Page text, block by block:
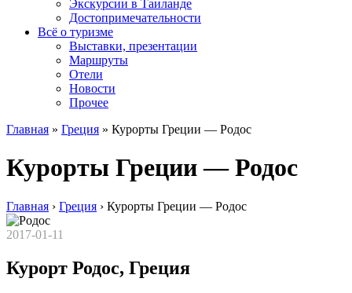
Экскурсии в Таиланде
Достопримечательности
Всё о туризме
Выставки, презентации
Маршруты
Отели
Новости
Прочее
Главная » Греция » Курорты Греции — Родос
Курорты Греции — Родос
Главная › Греция › Курорты Греции — Родос
2017-01-11
Курорт Родос, Греция